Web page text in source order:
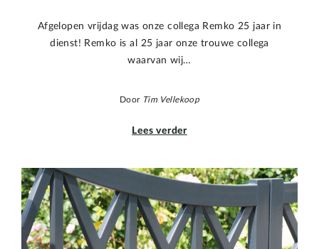
Afgelopen vrijdag was onze collega Remko 25 jaar in
dienst! Remko is al 25 jaar onze trouwe collega
waarvan wij…
Door Tim Vellekoop
Lees verder